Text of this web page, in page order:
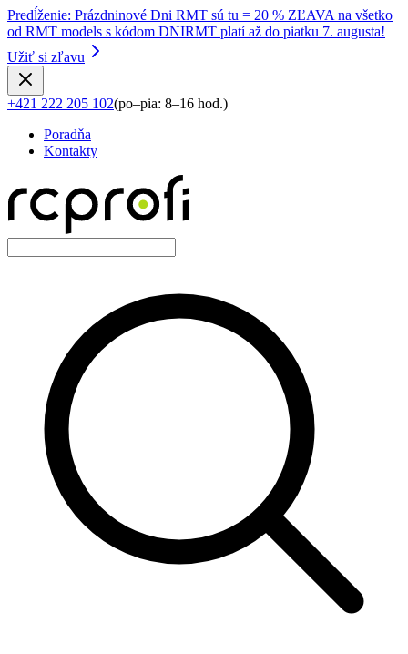
Predĺženie: Prázdninové Dni RMT sú tu = 20 % ZĽAVA na všetko
od RMT models s kódom DNIRMT platí až do piatku 7. augusta!
Užiť si zľavu
+421 222 205 102(po–pia: 8–16 hod.)
Poradňa
Kontakty